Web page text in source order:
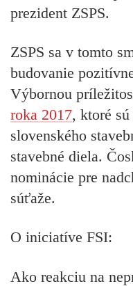
prezident ZSPS.
ZSPS sa v tomto
budovanie
Výbornou
roka 2017, ktoré
slovenského
stavebné diela.
nominácie pre
súťaže.
O iniciatíve FSI:
Ako reakciu na